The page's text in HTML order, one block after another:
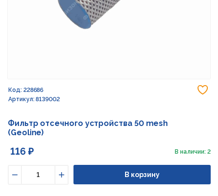
Код: 228686
Артикул: 8139002
Фильтр отсечного устройства 50 mesh
(Geoline)
116 ₽ В наличии: 2
Увеличить
В корзину